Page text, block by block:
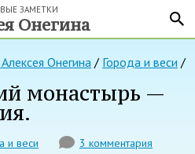
ЗАМЕТКИ
Онегина
Онегина/ Города и веси /
монастырь —
и веси 3 комментария